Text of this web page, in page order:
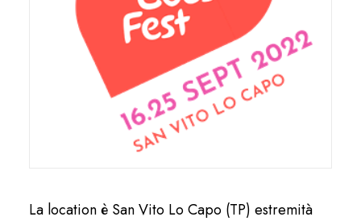
La location è San Vito Lo Capo (TP) estremità